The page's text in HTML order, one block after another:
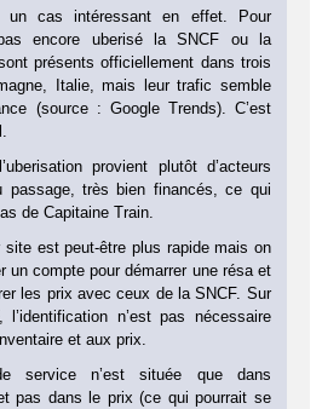
un cas intéressant en effet. Pour
encore uberisé la SNCF ou la
présents officiellement dans trois
Italie, mais leur trafic semble
(source : Google Trends). C’est
provient plutôt d’acteurs
passage, très bien financés, ce qui
de Capitaine Train.
site est peut-être plus rapide mais on
un compte pour démarrer une résa et
les prix avec ceux de la SNCF. Sur
n’est pas nécessaire
et aux prix.
service n’est située que dans
pas dans le prix (ce qui pourrait se